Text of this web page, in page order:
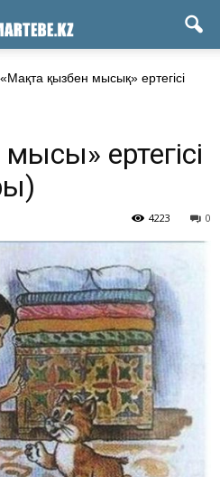
«Мақта қызбен мысық» ертегісі
ертегісі
0
4223